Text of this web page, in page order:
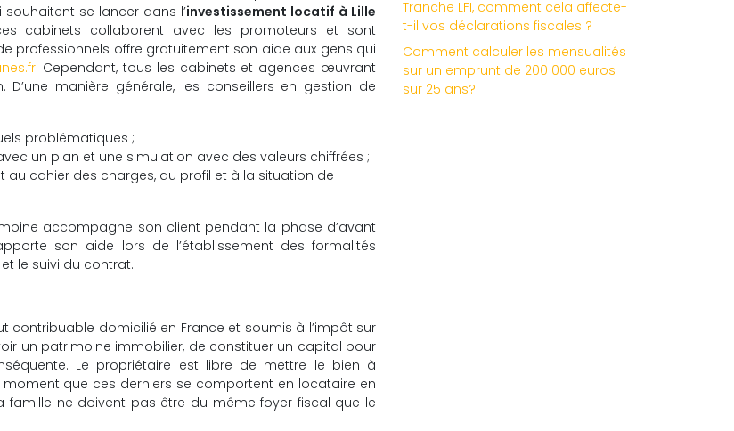
se lancer dans l’investissement locatif à Lille
cabinets collaborent avec les promoteurs et sont
professionnels offre gratuitement son aide aux gens qui
. Cependant, tous les cabinets et agences œuvrant
manière générale, les conseillers en gestion de
problématiques ;
un plan et une simulation avec des valeurs chiffrées ;
cahier des charges, au profil et à la situation de
accompagne son client pendant la phase d’avant
son aide lors de l’établissement des formalités
le suivi du contrat.
contribuable domicilié en France et soumis à l’impôt sur
un patrimoine immobilier, de constituer un capital pour
Le propriétaire est libre de mettre le bien à
que ces derniers se comportent en locataire en
ne doivent pas être du même foyer fiscal que le
Tranche LFI, comment cela affecte-
t-il vos déclarations fiscales ?
Comment calculer les mensualités
sur un emprunt de 200 000 euros
sur 25 ans?